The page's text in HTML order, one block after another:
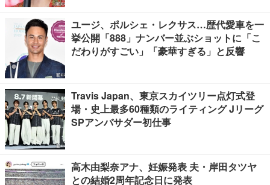
ユージ、ポルシェ・レクサス…歴代愛車を一
挙公開「888」ナンバー並ぶショットに「こ
だわりがすごい」「豪華すぎる」と反響
Travis Japan、東京スカイツリー点灯式登
場・史上最多60種類のライティング Jリーグ
SPアンバサダー初仕事
高木由梨奈アナ、妊娠発表 夫・岸田タツヤ
との結婚2周年記念日に発表